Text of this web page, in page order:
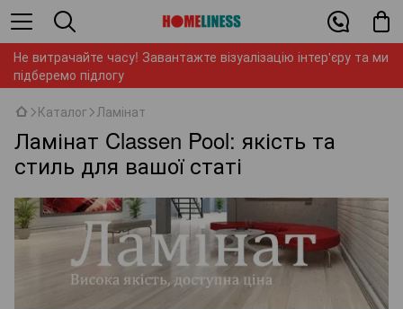
Не витрачайте часу! Завантажте візуалізацію інтер'єру та ми
підберемо підлогу
Каталог Ламінат
Ламінат Classen Pool: якість та
стиль для вашої статі